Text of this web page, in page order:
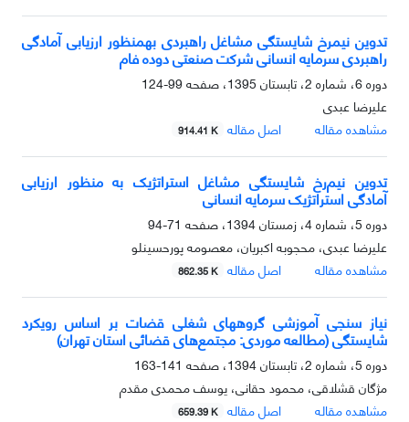
تدوین نیم‏رخ شایستگی مشاغل راهبردی به‏منظور ارزیابی آمادگی
راهبردی سرمایه انسانی شرکت صنعتی دوده فام
دوره 6، شماره 2، تابستان 1395، صفحه
99-124
علیرضا عبدی
مشاهده مقاله
اصل مقاله 914.41 K
تدوین نیم‌رخ شایستگی مشاغل استراتژیک به منظور ارزیابی
آمادگی استراتژیک سرمایه انسانی
دوره 5، شماره 4، زمستان 1394، صفحه
71-94
علیرضا عبدی، محجوبه اکبریان، معصومه پورحسینلو
مشاهده مقاله
اصل مقاله 862.35 K
نیاز سنجی آموزشی گروههای شغلی قضات بر اساس رویکرد
شایستگی (مطالعه موردی: مجتمع‌های قضائی استان تهران)
دوره 5، شماره 2، تابستان 1394، صفحه
141-163
مژگان قشلاقی، محمود حقانی، یوسف محمدی مقدم
مشاهده مقاله
اصل مقاله 659.39 K